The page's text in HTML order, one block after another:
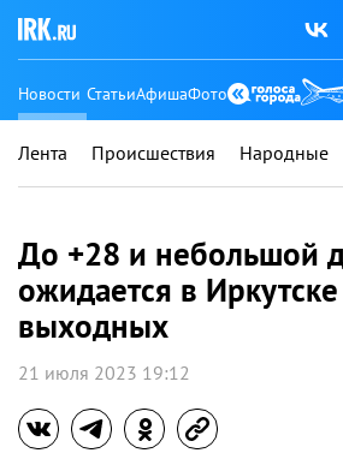
Новости СтатьиАфишаФото
Лента Происшествия Народные
До +28 и небольшой
ожидается в
выходных
21 июля 2023 19:12